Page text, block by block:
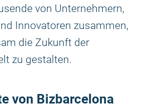
von Unternehmern,
Innovatoren zusammen,
die Zukunft der
zu gestalten.
von Bizbarcelona